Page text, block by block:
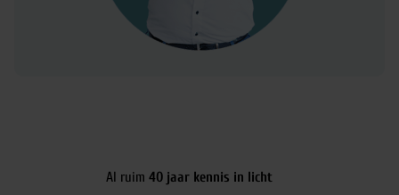
Al ruim 40 jaar kennis in licht